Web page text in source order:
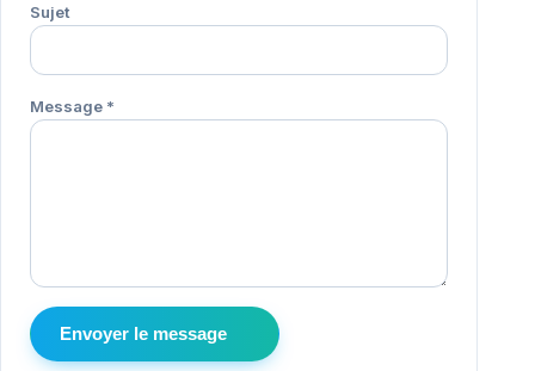
Sujet
Message *
Envoyer le message